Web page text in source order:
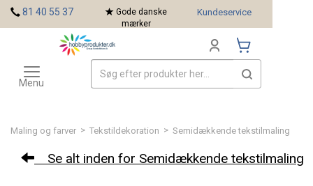
Maling og farver > Tekstildekoration > Semidækkende tekstilmaling
Se alt inden for Semidækkende tekstilmaling
81 40 55 37
Gode danske
mærker
Kundeservice
Toggle
navigation
Menu
Mærker